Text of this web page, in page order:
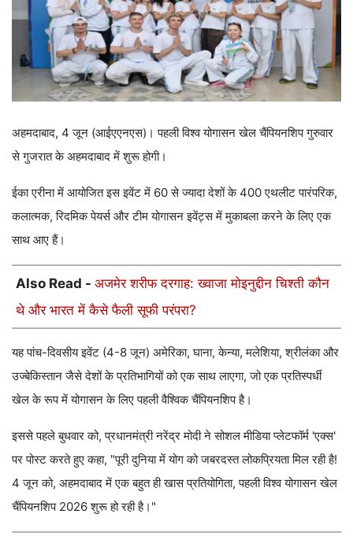
अहमदाबाद, 4 जून (आईएएनएस)। पहली विश्व योगासन खेल चैंपियनशिप गुरुवार
से गुजरात के अहमदाबाद में शुरू होगी।
ईका एरीना में आयोजित इस इवेंट में 60 से ज्यादा देशों के 400 एथलीट पारंपरिक,
कलात्मक, रिदमिक पेयर्स और टीम योगासन इवेंट्स में मुकाबला करने के लिए एक
साथ आए हैं।
Also Read - अजमेर शरीफ दरगाह: ख्वाजा मोइनुद्दीन चिश्ती कौन
थे और भारत में कैसे फैली सूफी परंपरा?
यह पांच-दिवसीय इवेंट (4-8 जून) अमेरिका, घाना, केन्या, मलेशिया, श्रीलंका और
उज्बेकिस्तान जैसे देशों के प्रतिभागियों को एक साथ लाएगा, जो एक प्रतिस्पर्धी
खेल के रूप में योगासन के लिए पहली वैश्विक चैंपियनशिप है।
इससे पहले बुधवार को, प्रधानमंत्री नरेंद्र मोदी ने सोशल मीडिया प्लेटफॉर्म 'एक्स'
पर पोस्ट करते हुए कहा, "पूरी दुनिया में योग को जबरदस्त लोकप्रियता मिल रही है!
4 जून को, अहमदाबाद में एक बहुत ही खास प्रतियोगिता, पहली विश्व योगासन खेल
चैंपियनशिप 2026 शुरू हो रही है।"